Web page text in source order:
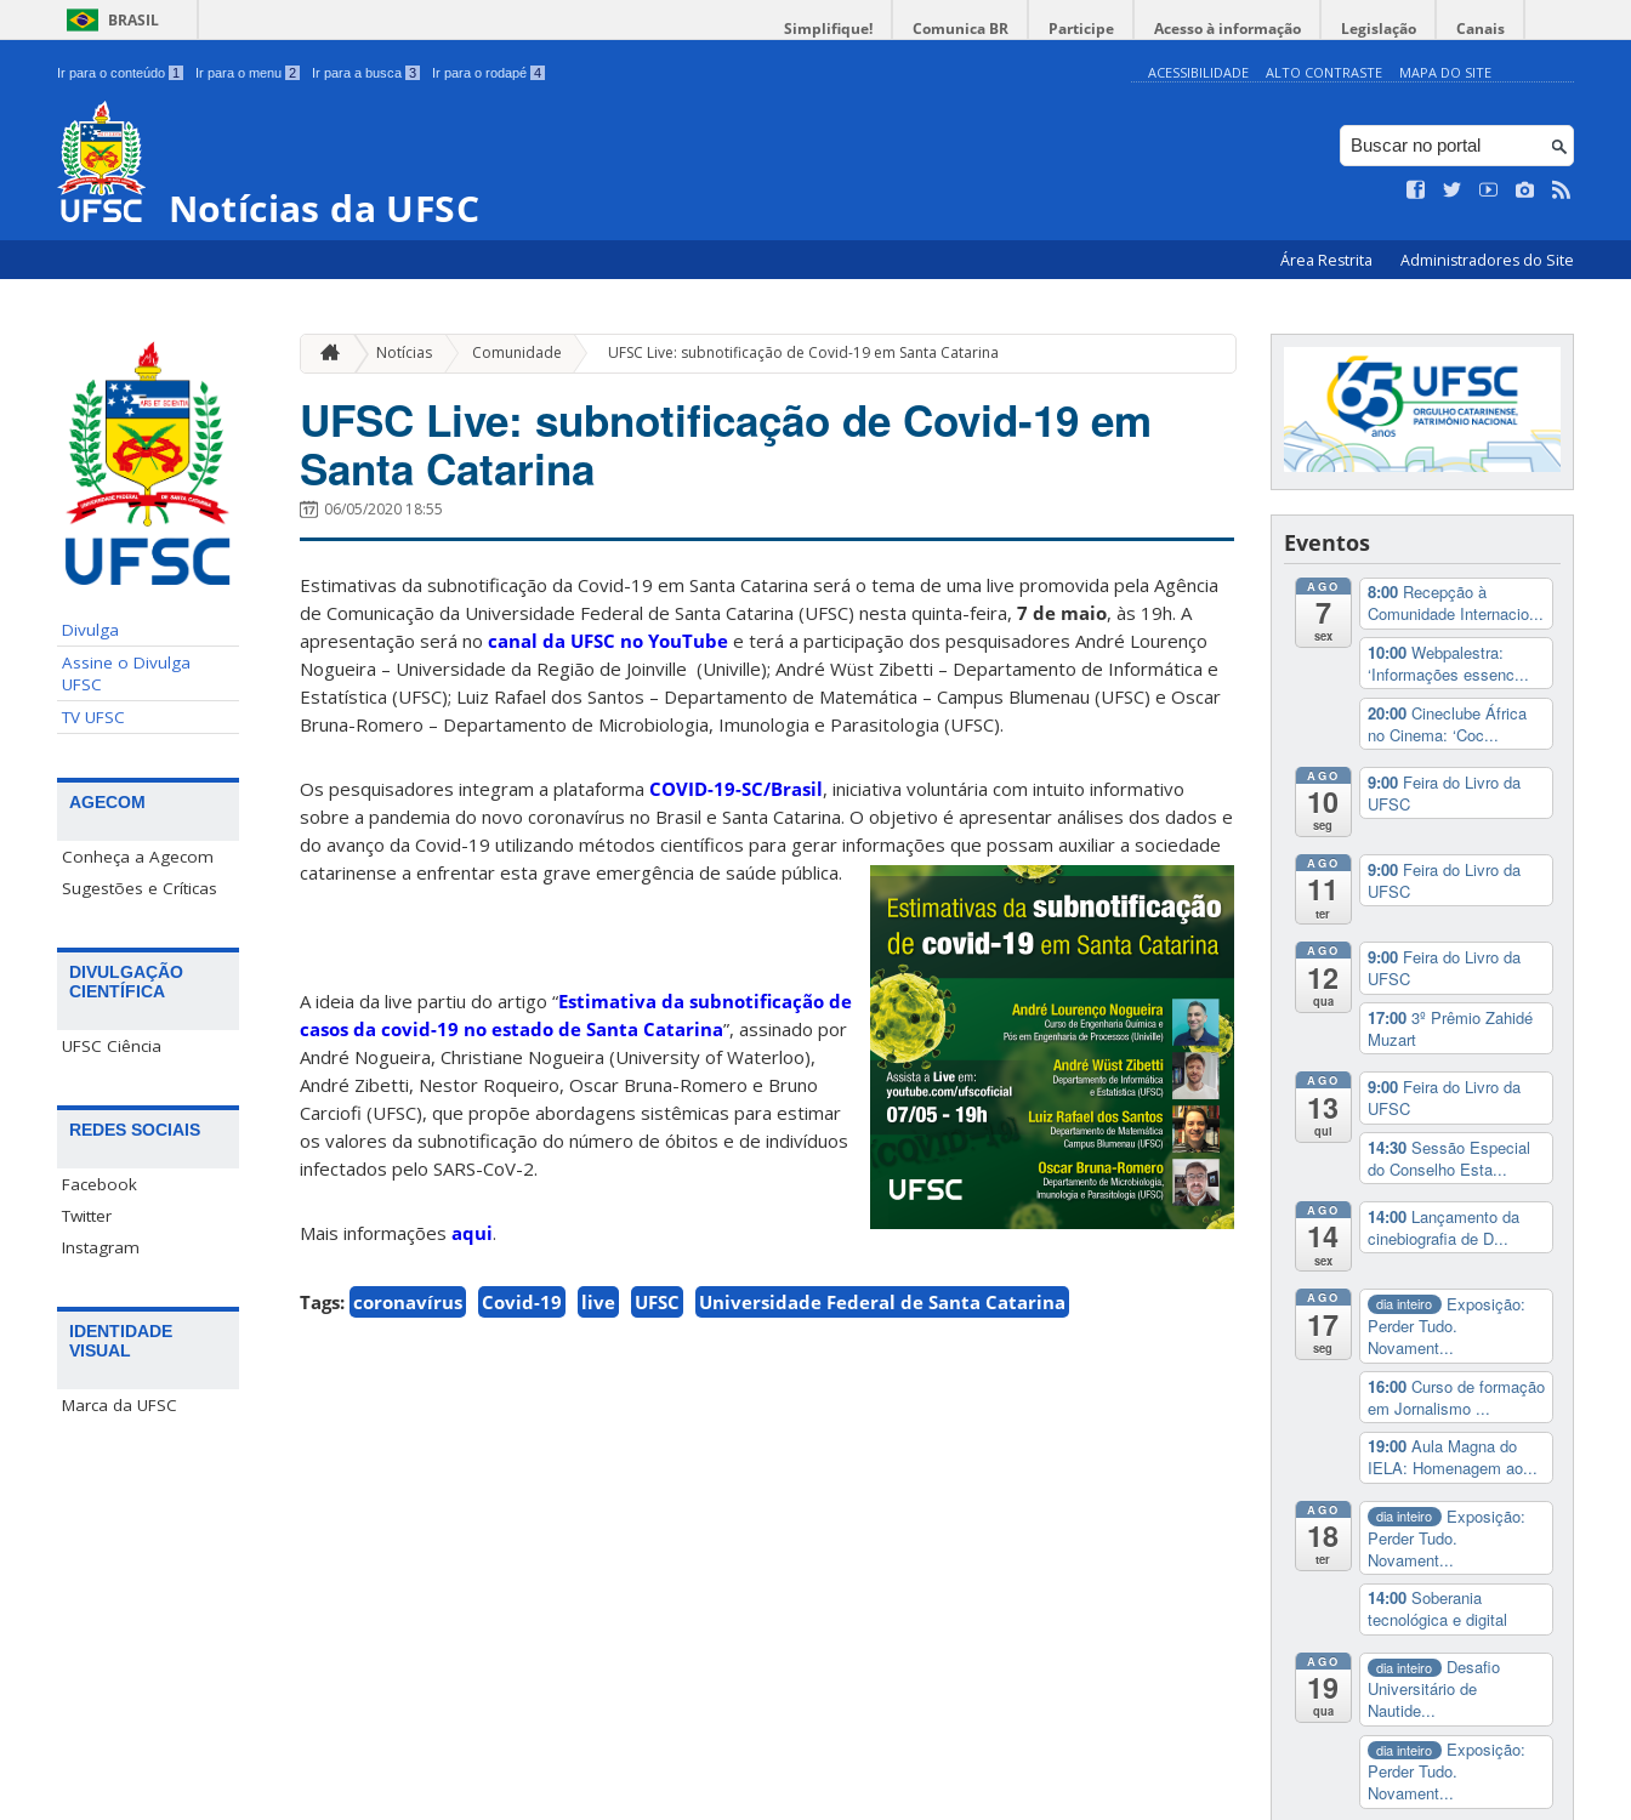
BRASIL Simplifique! Comunica BR Participe Acesso à informação Legislação Canais
Ir para o conteúdo 1 Ir para o menu 2 Ir para a busca 3 Ir para o rodapé 4 ACESSIBILIDADE ALTO CONTRASTE MAPA DO SITE
Notícias da UFSC
Área Restrita Administradores do Site
Divulga
Assine o Divulga
UFSC
TV UFSC
AGECOM
Conheça a Agecom
Sugestões e Críticas
DIVULGAÇÃO
CIENTÍFICA
UFSC Ciência
REDES SOCIAIS
Facebook
Twitter
Instagram
IDENTIDADE
VISUAL
Marca da UFSC
Notícias Comunidade » UFSC Live: subnotificação de Covid-19 em Santa Catarina
UFSC Live: subnotificação de Covid-19 em
Santa Catarina
06/05/2020 18:55
Estimativas da subnotificação da Covid-19 em Santa Catarina será o tema de uma live promovida pela Agência
de Comunicação da Universidade Federal de Santa Catarina (UFSC) nesta quinta-feira, 7 de maio, às 19h. A
apresentação será no canal da UFSC no YouTube e terá a participação dos pesquisadores André Lourenço
Nogueira – Universidade da Região de Joinville (Univille); André Wüst Zibetti – Departamento de Informática e
Estatística (UFSC); Luiz Rafael dos Santos – Departamento de Matemática – Campus Blumenau (UFSC) e Oscar
Bruna-Romero – Departamento de Microbiologia, Imunologia e Parasitologia (UFSC).
Os pesquisadores integram a plataforma COVID-19-SC/Brasil, iniciativa voluntária com intuito informativo
sobre a pandemia do novo coronavírus no Brasil e Santa Catarina. O objetivo é apresentar análises dos dados e
do avanço da Covid-19 utilizando métodos científicos para gerar informações que possam auxiliar a sociedade
catarinense a enfrentar esta grave emergência de saúde pública.
A ideia da live partiu do artigo “Estimativa da subnotificação de
casos da covid-19 no estado de Santa Catarina”, assinado por
André Nogueira, Christiane Nogueira (University of Waterloo),
André Zibetti, Nestor Roqueiro, Oscar Bruna-Romero e Bruno
Carciofi (UFSC), que propõe abordagens sistêmicas para estimar
os valores da subnotificação do número de óbitos e de indivíduos
infectados pelo SARS-CoV-2.
Mais informações aqui.
Tags: coronavírus Covid-19 live UFSC Universidade Federal de Santa Catarina
Eventos
AGO
7
sex
8:00 Recepção à
Comunidade Internacio...
10:00 Webpalestra:
‘Informações essenc...
20:00 Cineclube África
no Cinema: ‘Coc...
AGO
10
seg
9:00 Feira do Livro da
UFSC
AGO
11
ter
9:00 Feira do Livro da
UFSC
AGO
12
qua
9:00 Feira do Livro da
UFSC
17:00 3º Prêmio Zahidé
Muzart
AGO
13
qui
9:00 Feira do Livro da
UFSC
14:30 Sessão Especial
do Conselho Esta...
AGO
14
sex
14:00 Lançamento da
cinebiografia de D...
AGO
17
seg
dia inteiro
Exposição:
Perder Tudo.
Novament...
16:00 Curso de formação
em Jornalismo ...
19:00 Aula Magna do
IELA: Homenagem ao...
AGO
18
ter
dia inteiro
Exposição:
Perder Tudo.
Novament...
14:00 Soberania
tecnológica e digital
AGO
19
qua
dia inteiro
Desafio
Universitário de
Nautide...
dia inteiro
Exposição:
Perder Tudo.
Novament...